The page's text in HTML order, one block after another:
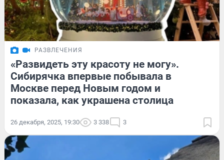
РАЗВЛЕЧЕНИЯ
«Развидеть эту красоту не могу».
Сибирячка впервые побывала в
Москве перед Новым годом и
показала, как украшена столица
26 декабря, 2025, 19:30 3 338 3